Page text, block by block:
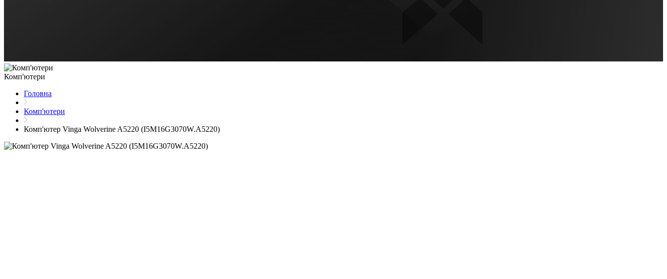
Комп'ютери
Головна
Комп'ютери
Комп'ютер Vinga Wolverine A5220 (I5M16G3070W.A5220)